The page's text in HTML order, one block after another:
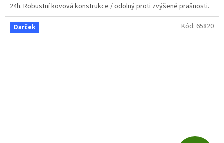
O
24h. Robustní kovová konstrukce / odolný proti zvýšené prašnosti.
Darček Kód: 65820